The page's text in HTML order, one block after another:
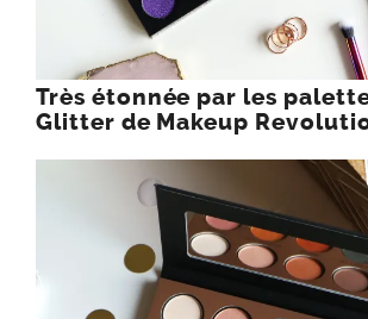
Très étonnée par les
Glitter de Makeup